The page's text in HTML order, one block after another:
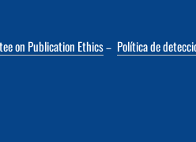
on Publication Ethics– Política de